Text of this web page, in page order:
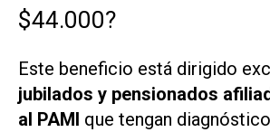
$44.000?
Este beneficio está dirigido
jubilados y pensionados
al PAMI que tengan